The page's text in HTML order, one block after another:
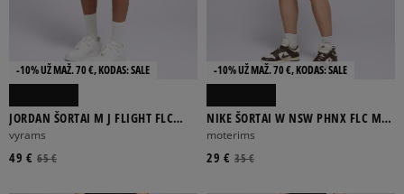
-10% UŽ MAŽ. 70 €, KODAS: SALE
JORDAN ŠORTAI M J FLIGHT FLC
DMND SHORT
vyrams
65 €
49 €
-10% UŽ MAŽ. 70 €, KODAS: SALE
NIKE ŠORTAI W NSW PHNX FLC MR
STD 4IN
moterims
35 €
29 €